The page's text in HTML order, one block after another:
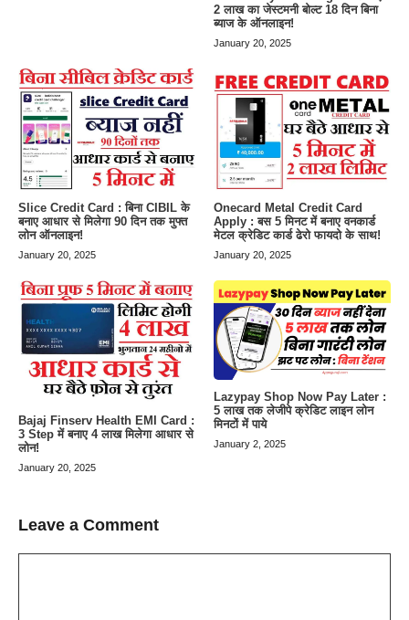
2 लाख का जेस्टमनी बोल्ट 18 दिन बिना
ब्याज के ऑनलाइन!
January 20, 2025
Slice Credit Card : बिना CIBIL के
बनाए आधार से मिलेगा 90 दिन तक मुफ्त
लोन ऑनलाइन!
January 20, 2025
Onecard Metal Credit Card
Apply : बस 5 मिनट में बनाए वनकार्ड
मेटल क्रेडिट कार्ड ढेरो फायदो के साथ!
January 20, 2025
Bajaj Finserv Health EMI Card :
3 Step में बनाए 4 लाख मिलेगा आधार से
लोन!
January 20, 2025
Lazypay Shop Now Pay Later :
5 लाख तक लेजीपे क्रेडिट लाइन लोन
मिनटों में पाये
January 2, 2025
Leave a Comment